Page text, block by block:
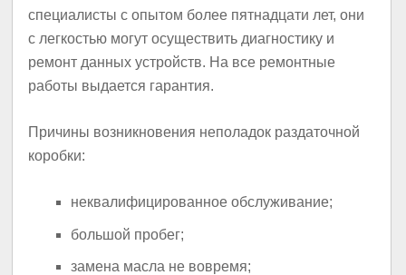
специалисты с опытом более пятнадцати лет, они
с легкостью могут осуществить диагностику и
ремонт данных устройств. На все ремонтные
работы выдается гарантия.
Причины возникновения неполадок раздаточной
коробки:
неквалифицированное обслуживание;
большой пробег;
замена масла не вовремя;